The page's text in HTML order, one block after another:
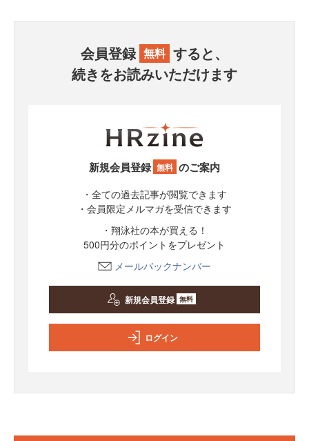
会員登録 無料 すると、
続きをお読みいただけます
新規会員登録 無料 のご案内
・全ての過去記事が閲覧できます
・会員限定メルマガを受信できます
・翔泳社の本が買える！
500円分のポイントをプレゼント
メールバックナンバー
新規会員登録 無料
ログイン